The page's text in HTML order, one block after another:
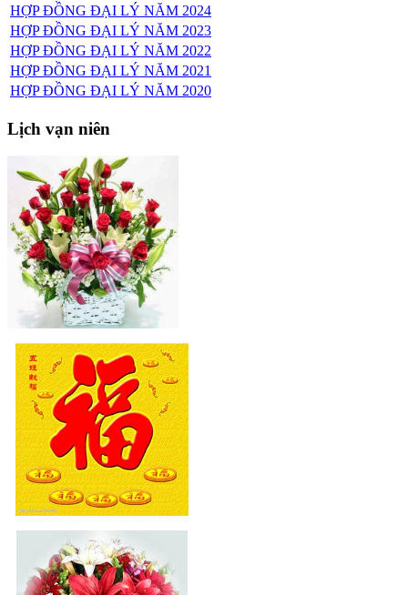
HỢP ĐỒNG ĐẠI LÝ NĂM 2024
HỢP ĐỒNG ĐẠI LÝ NĂM 2023
HỢP ĐỒNG ĐẠI LÝ NĂM 2022
HỢP ĐỒNG ĐẠI LÝ NĂM 2021
HỢP ĐỒNG ĐẠI LÝ NĂM 2020
Lịch vạn niên